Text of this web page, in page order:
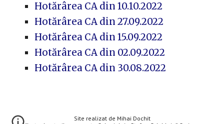
Hotărârea CA din 10.10.2022
Hotărârea CA din 27.09.2022
Hotărârea CA din 15.09.2022
Hotărârea CA din 02.09.2022
Hotărârea CA din 30.08.2022
Site realizat de Mihai Dochit